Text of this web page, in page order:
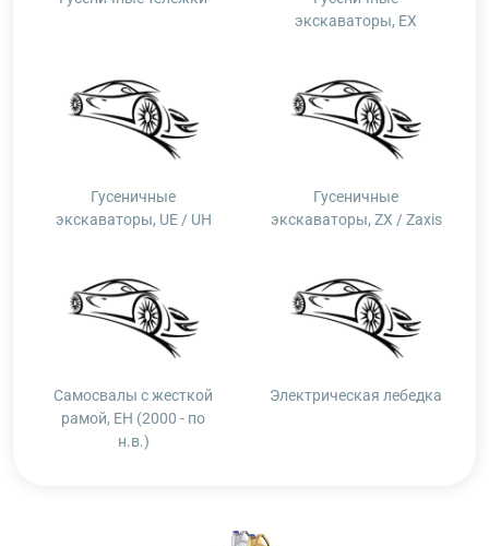
экскаваторы, EX
Гусеничные
экскаваторы, UE / UH
Гусеничные
экскаваторы, ZX / Zaxis
Самосвалы с жесткой
рамой, EH (2000 - по
н.в.)
Электрическая лебедка